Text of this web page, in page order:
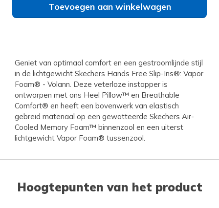
Toevoegen aan winkelwagen
Geniet van optimaal comfort en een gestroomlijnde stijl
in de lichtgewicht Skechers Hands Free Slip-Ins®: Vapor
Foam® - Volann. Deze veterloze instapper is
ontworpen met ons Heel Pillow™ en Breathable
Comfort® en heeft een bovenwerk van elastisch
gebreid materiaal op een gewatteerde Skechers Air-
Cooled Memory Foam™ binnenzool en een uiterst
lichtgewicht Vapor Foam® tussenzool.
Hoogtepunten van het product